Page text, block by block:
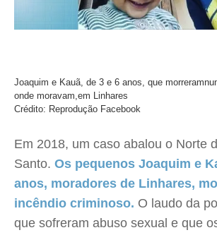
Joaquim e Kauã, de 3 e 6 anos, que
onde moravam,em Linhares
Crédito: Reprodução Facebook
Em 2018, um caso abalou o Norte
Santo. Os pequenos Joaquim e
anos, moradores de Linhares,
incêndio criminoso. O laudo da
que sofreram abuso sexual e que